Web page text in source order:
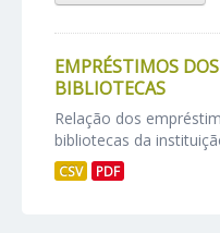
EMPRÉSTIMOS
BIBLIOTECAS
Relação dos
bibliotecas da
CSV PDF